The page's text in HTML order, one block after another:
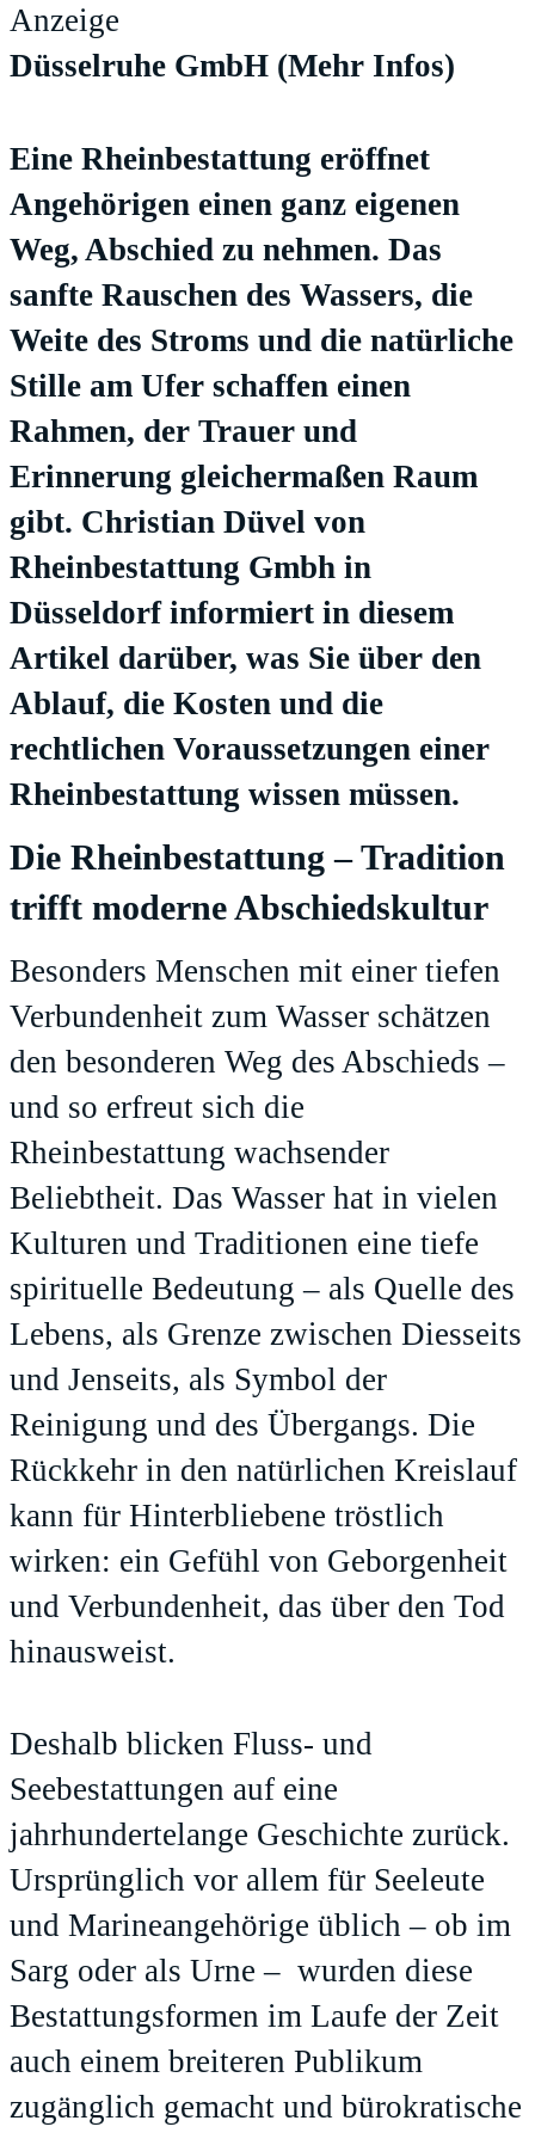
Anzeige
Düsselruhe GmbH (Mehr Infos)
Eine Rheinbestattung eröffnet
Angehörigen einen ganz eigenen
Weg, Abschied zu nehmen. Das
sanfte Rauschen des Wassers, die
Weite des Stroms und die natürliche
Stille am Ufer schaffen einen
Rahmen, der Trauer und
Erinnerung gleichermaßen Raum
gibt. Christian Düvel von
Rheinbestattung Gmbh in
Düsseldorf informiert in diesem
Artikel darüber, was Sie über den
Ablauf, die Kosten und die
rechtlichen Voraussetzungen einer
Rheinbestattung wissen müssen.
Die Rheinbestattung – Tradition
trifft moderne Abschiedskultur
Besonders Menschen mit einer tiefen
Verbundenheit zum Wasser schätzen
den besonderen Weg des Abschieds –
und so erfreut sich die
Rheinbestattung wachsender
Beliebtheit. Das Wasser hat in vielen
Kulturen und Traditionen eine tiefe
spirituelle Bedeutung – als Quelle des
Lebens, als Grenze zwischen Diesseits
und Jenseits, als Symbol der
Reinigung und des Übergangs. Die
Rückkehr in den natürlichen Kreislauf
kann für Hinterbliebene tröstlich
wirken: ein Gefühl von Geborgenheit
und Verbundenheit, das über den Tod
hinausweist.
Deshalb blicken Fluss- und
Seebestattungen auf eine
jahrhundertelange Geschichte zurück.
Ursprünglich vor allem für Seeleute
und Marineangehörige üblich – ob im
Sarg oder als Urne – wurden diese
Bestattungsformen im Laufe der Zeit
auch einem breiteren Publikum
zugänglich gemacht und bürokratische